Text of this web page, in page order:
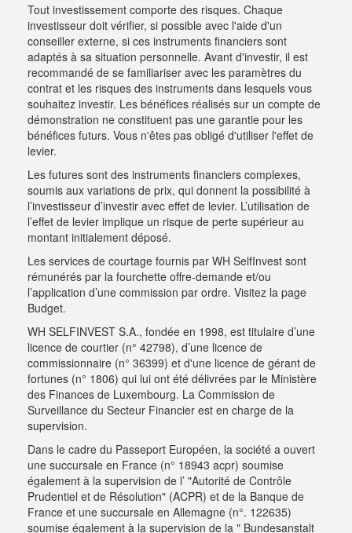
Tout investissement comporte des risques. Chaque
investisseur doit vérifier, si possible avec l'aide d'un
conseiller externe, si ces instruments financiers sont
adaptés à sa situation personnelle. Avant d'investir, il est
recommandé de se familiariser avec les paramètres du
contrat et les risques des instruments dans lesquels vous
souhaitez investir. Les bénéfices réalisés sur un compte de
démonstration ne constituent pas une garantie pour les
bénéfices futurs. Vous n'êtes pas obligé d'utiliser l'effet de
levier.
Les futures sont des instruments financiers complexes,
soumis aux variations de prix, qui donnent la possibilité à
l’investisseur d’investir avec effet de levier. L’utilisation de
l’effet de levier implique un risque de perte supérieur au
montant initialement déposé.
Les services de courtage fournis par WH SelfInvest sont
rémunérés par la fourchette offre-demande et/ou
l’application d’une commission par ordre. Visitez la page
Budget.
WH SELFINVEST S.A., fondée en 1998, est titulaire d’une
licence de courtier (n° 42798), d’une licence de
commissionnaire (n° 36399) et d'une licence de gérant de
fortunes (n° 1806) qui lui ont été délivrées par le Ministère
des Finances de Luxembourg. La Commission de
Surveillance du Secteur Financier est en charge de la
supervision.
Dans le cadre du Passeport Européen, la société a ouvert
une succursale en France (n° 18943 acpr) soumise
également à la supervision de l’ "Autorité de Contrôle
Prudentiel et de Résolution" (ACPR) et de la Banque de
France et une succursale en Allemagne (n°. 122635)
soumise également à la supervision de la " Bundesanstalt